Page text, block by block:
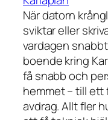
När datorn
sviktar eller
vardagen
boende kring
få snabb och
hemmet – till ett
avdrag. Allt fler